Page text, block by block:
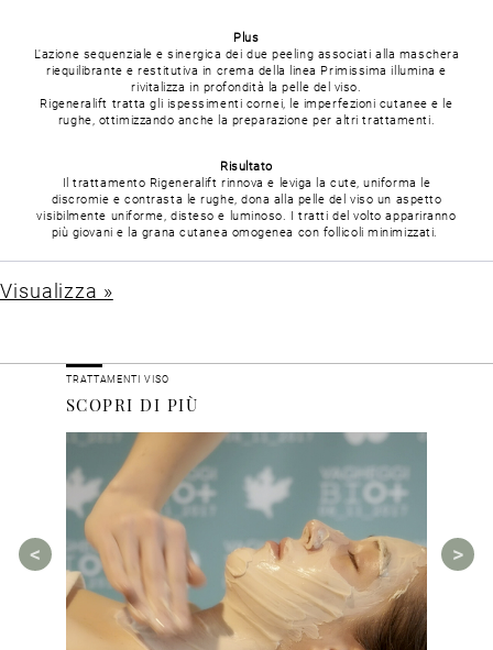
Plus
L'azione sequenziale e sinergica dei due peeling associati alla maschera
riequilibrante e restitutiva in crema della linea Primissima illumina e
rivitalizza in profondità la pelle del viso.
Rigeneralift tratta gli ispessimenti cornei, le imperfezioni cutanee e le
rughe, ottimizzando anche la preparazione per altri trattamenti.
Risultato
Il trattamento Rigeneralift rinnova e leviga la cute, uniforma le
discromie e contrasta le rughe, dona alla pelle del viso un aspetto
visibilmente uniforme, disteso e luminoso. I tratti del volto appariranno
più giovani e la grana cutanea omogenea con follicoli minimizzati.
Visualizza »
TRATTAMENTI VISO
SCOPRI DI PIÙ